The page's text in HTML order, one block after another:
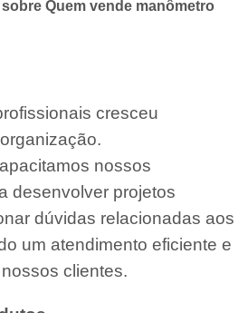
Quem vende manômetro
cresceu
nossos
desenvolver projetos
dúvidas relacionadas aos
um atendimento eficiente e
clientes.